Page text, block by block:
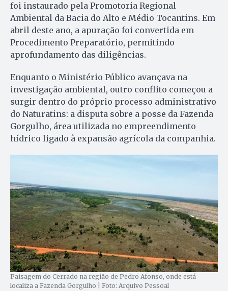
foi instaurado pela Promotoria Regional
Ambiental da Bacia do Alto e Médio Tocantins. Em
abril deste ano, a apuração foi convertida em
Procedimento Preparatório, permitindo
aprofundamento das diligências.
Enquanto o Ministério Público avançava na
investigação ambiental, outro conflito começou a
surgir dentro do próprio processo administrativo
do Naturatins: a disputa sobre a posse da Fazenda
Gorgulho, área utilizada no empreendimento
hídrico ligado à expansão agrícola da companhia.
Paisagem do Cerrado na região de Pedro Afonso, onde está
localiza a Fazenda Gorgulho | Foto: Arquivo Pessoal